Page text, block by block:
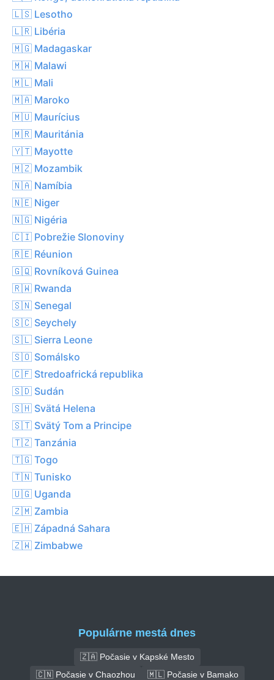
🇱🇸 Lesotho
🇱🇷 Libéria
🇲🇬 Madagaskar
🇲🇼 Malawi
🇲🇱 Mali
🇲🇦 Maroko
🇲🇺 Maurícius
🇲🇷 Mauritánia
🇾🇹 Mayotte
🇲🇿 Mozambik
🇳🇦 Namíbia
🇳🇪 Niger
🇳🇬 Nigéria
🇨🇮 Pobrežie Slonoviny
🇷🇪 Réunion
🇬🇶 Rovníková Guinea
🇷🇼 Rwanda
🇸🇳 Senegal
🇸🇨 Seychely
🇸🇱 Sierra Leone
🇸🇴 Somálsko
🇨🇫 Stredoafrická republika
🇸🇩 Sudán
🇸🇭 Svätá Helena
🇸🇹 Svätý Tom a Principe
🇹🇿 Tanzánia
🇹🇬 Togo
🇹🇳 Tunisko
🇺🇬 Uganda
🇿🇲 Zambia
🇪🇭 Západná Sahara
🇿🇼 Zimbabwe
Populárne mestá dnes
🇿🇦 Počasie v Kapské Mesto
🇨🇳 Počasie v Chaozhou
🇲🇱 Počasie v Bamako